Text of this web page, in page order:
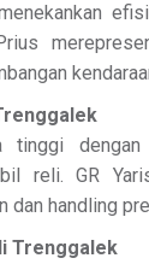
tinggi
reli. GR
dan handling
Trenggalek